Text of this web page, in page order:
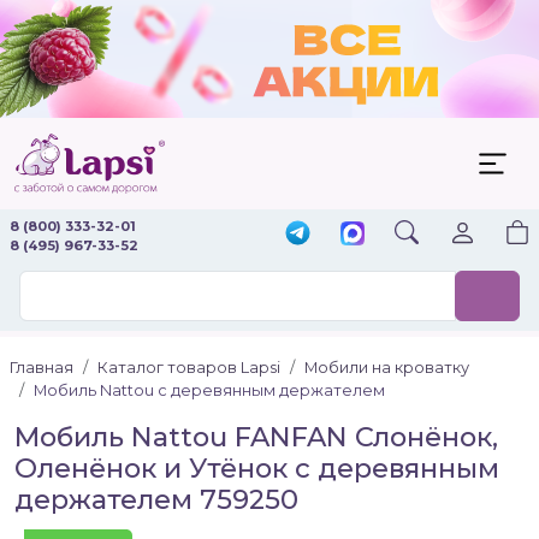
8 (800) 333-32-01
8 (495) 967-33-52
Главная Каталог товаров Lapsi
Мобили на кроватку
Мобиль Nattou с деревянным держателем
Мобиль Nattou FANFAN Слонёнок,
Оленёнок и Утёнок с деревянным
держателем 759250